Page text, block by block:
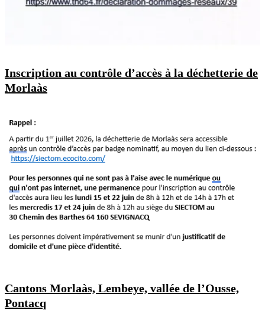
Inscription au contrôle d’accès à la déchetterie de
Morlaàs
Cantons Morlaàs, Lembeye, vallée de l’Ousse,
Pontacq